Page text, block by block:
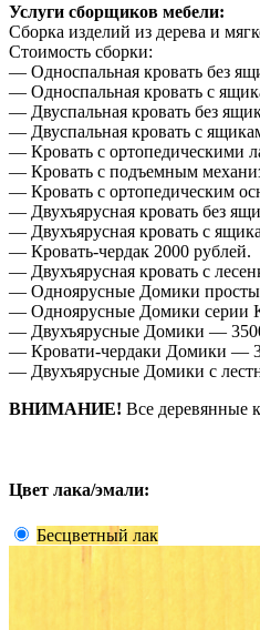
Услуги сборщиков мебели:
Сборка изделий из дерева и
Стоимость сборки:
— Односпальная кровать без
— Односпальная кровать с
— Двуспальная кровать без
— Двуспальная кровать с
— Кровать с ортопедическими
— Кровать с подъемным
— Кровать с ортопедическим
— Двухъярусная кровать без
— Двухъярусная кровать с
— Кровать-чердак 2000 рублей.
— Двухъярусная кровать с
— Одноярусные Домики
— Одноярусные Домики серии
— Двухъярусные Домики —
— Кровати-чердаки Домики —
— Двухъярусные Домики с
ВНИМАНИЕ! Все деревянные
Цвет лака/эмали:
Бесцветный лак